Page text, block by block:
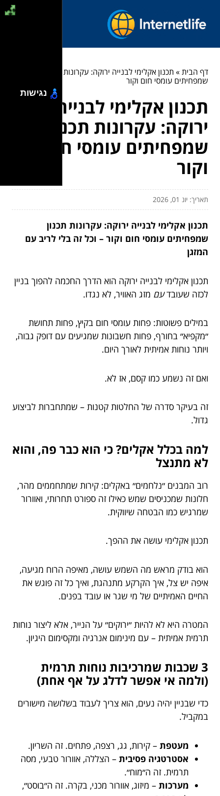
דף הבית» תכנון אקלימי לבנייה ירוקה: עקרונות תכנון
שמפחיתים עומסי חום וקור
תכנון אקלימי לבנייה
ירוקה: עקרונות תכנון
שמפחיתים עומסי חום
וקור
תאריך: יונ 01, 2026
תכנון אקלימי לבנייה ירוקה: עקרונות תכנון
שמפחיתים עומסי חום וקור – וכל זה בלי לריב עם
המזגן
תכנון אקלימי לבנייה ירוקה הוא הדרך החכמה להפוך בניין
לכזה שעובדעם מזג האוויר, לא נגדו.
במילים פשוטות: פחות עומסי חום בקיץ, פחות תחושת
״מקפיא״ בחורף, פחות חשבונות שמגיעים עם דופק גבוה,
ויותר נוחות אמיתית לאורך היום.
ואם זה נשמע כמו קסם, אז לא.
זה בעיקר סדרה של החלטות קטנות – שמתחברות לביצוע
גדול.
למה בכלל אקלים? כי הוא כבר פה, והוא
לא מתנצל
רוב המבנים ״נלחמים״ באקלים: קירות שמתחממים מהר,
חלונות שמכניסים שמש כאילו זה ספורט תחרותי, ואוורור
שמרגיש כמו הבטחה שיווקית.
תכנון אקלימי עושה את ההפך.
הוא בודק מראש מה השמש עושה, מאיפה הרוח מגיעה,
איפה יש צל, איך הקרקע מתנהגת, ואיך כל זה פוגש את
החיים האמיתיים של מי שגר או עובד בפנים.
המטרה היא לא להיות ״ירוקים״ על הנייר, אלא ליצור נוחות
תרמית אמיתית – עם מינימום אנרגיה ומקסימום היגיון.
3 שכבות שמרכיבות נוחות תרמית
(ולמה אי אפשר לדלג על אף אחת)
כדי שבניין יהיה נעים, הוא צריך לעבוד בשלושה מישורים
במקביל.
מעטפת – קירות, גג, רצפה, פתחים. זה השריון.
אסטרטגיה פסיבית – הצללה, אוורור טבעי, מסה
תרמית. זה ה״מוח״.
מערכות – מיזוג, אוורור מכני, בקרה. זה ה״בוסט״,
נגישות